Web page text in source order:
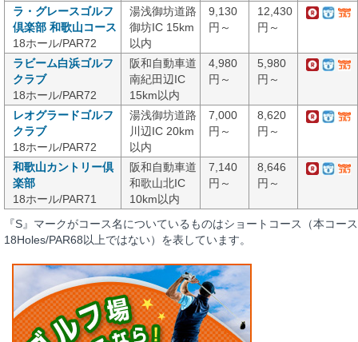
ラ・グレースゴルフ
倶楽部 和歌山コース
18ホール/PAR72
湯浅御坊道路
御坊IC 15km
以内
9,130
円～
12,430
円～
ラビーム白浜ゴルフ
クラブ
18ホール/PAR72
阪和自動車道
南紀田辺IC
15km以内
4,980
円～
5,980
円～
レオグラードゴルフ
クラブ
18ホール/PAR72
湯浅御坊道路
川辺IC 20km
以内
7,000
円～
8,620
円～
和歌山カントリー倶
楽部
18ホール/PAR71
阪和自動車道
和歌山北IC
10km以内
7,140
円～
8,646
円～
『S』マークがコース名についているものはショートコース（本コース
18Holes/PAR68以上ではない）を表しています。